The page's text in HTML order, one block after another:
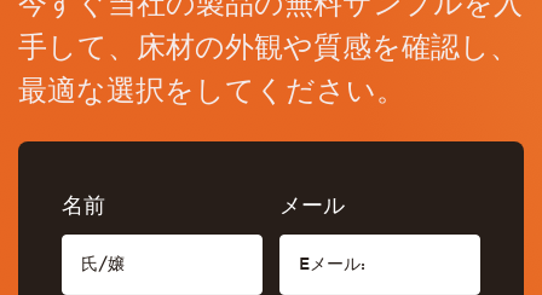
手して、床材の外観や質感を確認し、
最適な選択をしてください。
名前 メール